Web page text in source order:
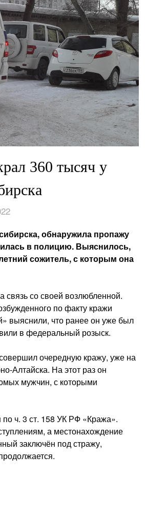
360 тысяч у
обнаружила пропажу
в полицию. Выяснилось,
сожитель, с которым она
со своей возлюбленной.
по факту кражи
выяснили, что ранее он уже был
в федеральный розыск.
очередную кражу, уже на
Алтайска. На этот раз он
мужчин, с которыми
по ч. 3 ст. 158 УК РФ «Кража».
а местонахождение
заключён под стражу,